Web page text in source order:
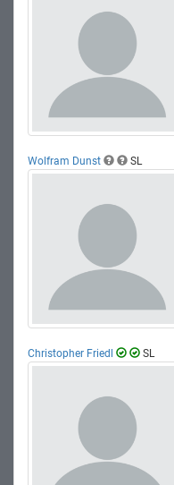
Wolfram Dunst SL
Christopher Friedl SL